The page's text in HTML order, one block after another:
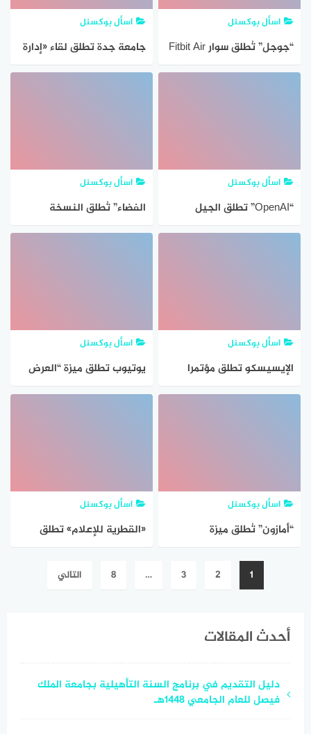
اسأل بوكسنل
“جوجل” تُطلق سوار Fitbit Air
الرياضي الجديد
اسأل بوكسنل
جامعة جدة تطلق لقاء «إدارة
المواهب الجامعية» وتعرض 9
اسأل بوكسنل
“OpenAI” تطلق الجيل
الذكي من Excel وSheets
اسأل بوكسنل
الفضاء” تُطلق النسخة
الثانية من مبادرة “ساري 2
اسأل بوكسنل
الإيسيسكو تطلق مؤتمرا
دوليا حول إدارة التراث في
اسأل بوكسنل
يوتيوب تطلق ميزة “العرض
المتعدد” في تطبيق التلفاز
اسأل بوكسنل
“أمازون” تُطلق ميزة
اسأل بوكسنل
«القطرية للإعلام» تطلق
«إعلام»
المقالات
1
2
3
…
8 التالي
أحدث المقالات
دليل التقديم في برنامج السنة التأهيلية بجامعة الملك
فيصل للعام الجامعي 1448هـ